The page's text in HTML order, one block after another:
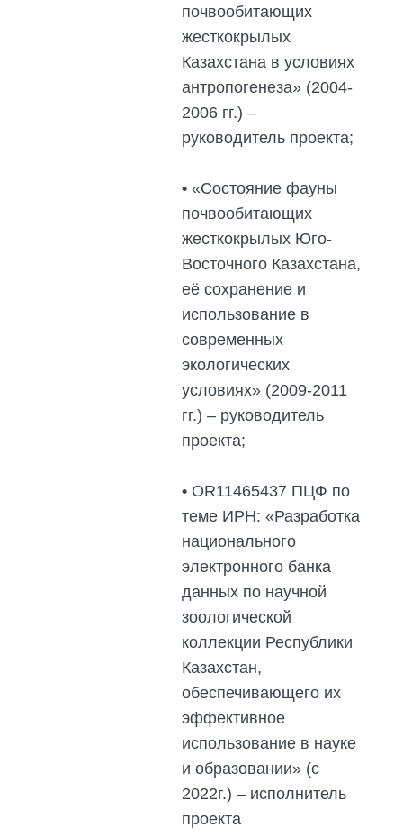
почвообитающих
жесткокрылых
Казахстана в условиях
антропогенеза» (2004-
2006 гг.) –
руководитель проекта;
• «Состояние фауны
почвообитающих
жесткокрылых Юго-
Восточного Казахстана,
её сохранение и
использование в
современных
экологических
условиях» (2009-2011
гг.) – руководитель
проекта;
• OR11465437 ПЦФ по
теме ИРН: «Разработка
национального
электронного банка
данных по научной
зоологической
коллекции Республики
Казахстан,
обеспечивающего их
эффективное
использование в науке
и образовании» (с
2022г.) – исполнитель
проекта